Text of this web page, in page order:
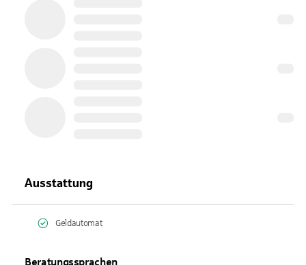
Ausstattung
Geldautomat
Beratungssprachen